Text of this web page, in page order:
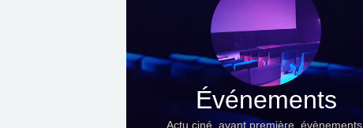
Événements
Actu ciné, avant première, évènements,